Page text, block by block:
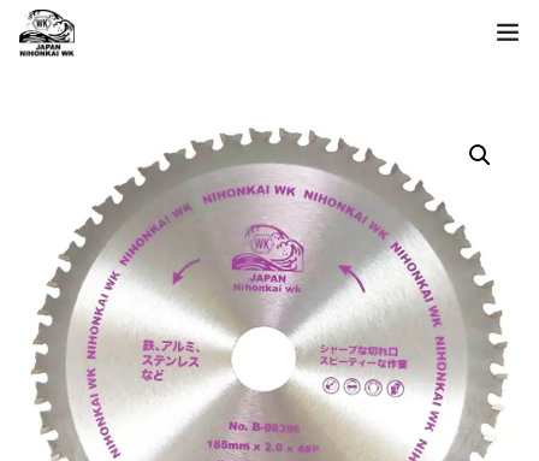
日本海について
お問い合わせ
language